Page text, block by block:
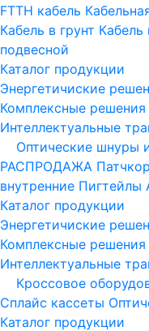
FTTH кабель
Кабель в грунт Кабель
подвесной
Каталог продукции
Энергетичиские
Комплексные решения
Интеллектуальные
Оптические шнуры
РАСПРОДАЖА
внутренние Пигтейлы
Каталог продукции
Энергетичиские
Комплексные решения
Интеллектуальные
Кроссовое
Сплайс кассеты
Каталог продукции